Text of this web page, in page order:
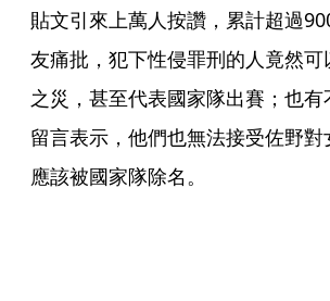
貼文引來上萬人按讚，累計超過
友痛批，犯下性侵罪刑的人竟然
之災，甚至代表國家隊出賽；也
留言表示，他們也無法接受佐野
應該被國家隊除名。